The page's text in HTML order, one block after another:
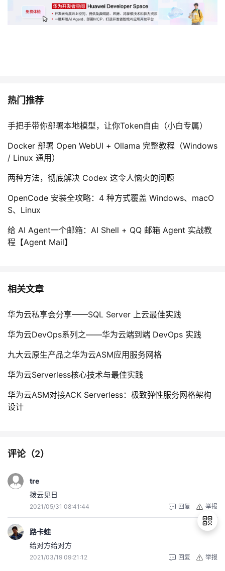
热门推荐
手把手带你部署本地模型，让你Token自由（小白专属）
Docker 部署 Open WebUI + Ollama 完整教程（Windows
/ Linux 通用）
两种方法，彻底解决 Codex 这令人恼火的问题
OpenCode 安装全攻略：4 种方式覆盖 Windows、macO
S、Linux
给 AI Agent一个邮箱：AI Shell + QQ 邮箱 Agent 实战教
程【Agent Mail】
相关文章
华为云私享会分享——SQL Server 上云最佳实践
华为云DevOps系列之——华为云端到端 DevOps 实践
九大云原生产品之华为云ASM应用服务网格
华为云Serverless核心技术与最佳实践
华为云ASM对接ACK Serverless：极致弹性服务网格架构
设计
评论（2）
tre
拨云见日
2021/05/31 08:41:44 举报
回复
路卡蛙
给对方给对方
2021/03/19 09:21:12 举报
回复